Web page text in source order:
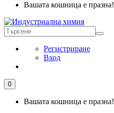
Вашата кошница е празна!
Регистриране
Вход
0
Вашата кошница е празна!